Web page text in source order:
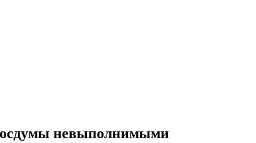
невыполнимыми